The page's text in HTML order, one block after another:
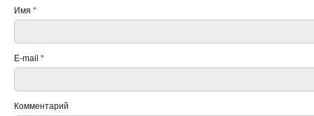
Имя *
E-mail *
Комментарий